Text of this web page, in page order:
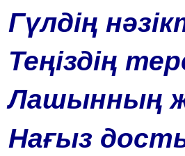
Гүлдің
Теңіздің
Лашынның
Нағыз